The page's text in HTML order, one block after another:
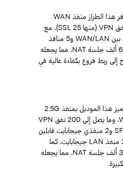
يُوفر هذا الطراز منفذ WAN
جيجابايت وما يصل إلى 50 نفق VPN (منها 25 SSL)، مع
منفذ جيجابايت قابل للتبديل بين WAN/LAN و5 منافذ
LAN جيجابايت، كما يدعم 60 ألف جلسة NAT، مما يجعله
إلى ربط فروع بكفاءة عالية في
يتميز هذا الموديل بمنفذ 2.5G
قابل للتبديل بين WAN/LAN، وما يصل إلى 200 نفق VPN
(منها 50 SSL)، مع منفذ SFP و2 منفذي جيجابايت قابلين
للتبديل بين WAN/LAN، و2 منفذ LAN جيجابايت، كما
يدعم 20 شبكة VLAN و300 ألف جلسة NAT، مما يجعله